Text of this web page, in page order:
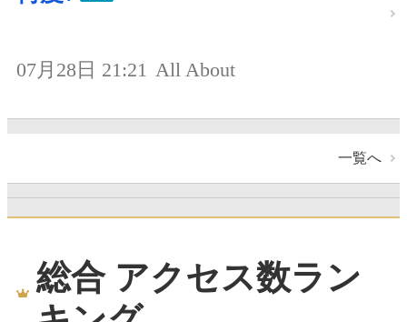
07月28日 21:21 All About
一覧へ
総合 アクセス数ラン